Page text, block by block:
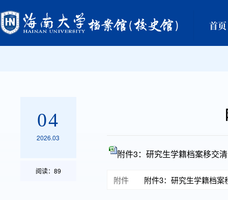
首页
04
2026.03
阅读： 89
附件3：研究生学籍档案移交
附件 附件3：研究生学籍档